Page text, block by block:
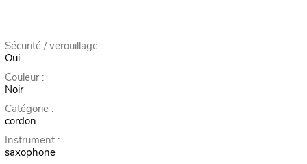
Sécurité / verouillage :
Oui
Couleur :
Noir
Catégorie :
cordon
Instrument :
saxophone